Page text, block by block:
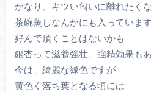
かなり、キツい匂いに離れたく
茶碗蒸しなんかにも入っていま
好んで頂くことはないかも
銀杏って滋養強壮、強精効果も
今は、綺麗な緑色ですが
黄色く落ち葉となる頃には